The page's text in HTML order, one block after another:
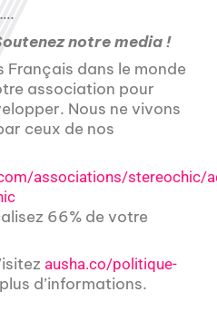
notre media !
Français dans le monde
association pour
Nous ne vivons
ceux de nos
associations/stereochic/
66% de votre
ausha.co/politique-
d’informations.